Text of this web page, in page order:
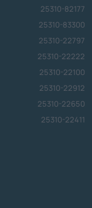
25310-82177
25310-83300
25310-22797
25310-22222
25310-22100
25310-22912
25310-22650
25310-22411